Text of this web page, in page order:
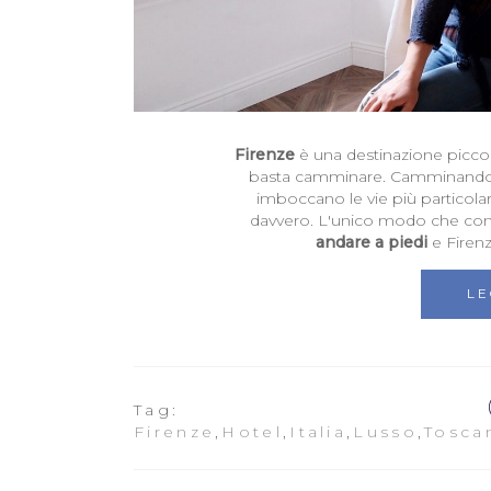
Firenzeè una destinazione
basta camminare.
imboccano le vie più
davvero. L'unico modo che
andare a piedi e
Tag:
Firenze , Hotel , Italia , Lusso ,